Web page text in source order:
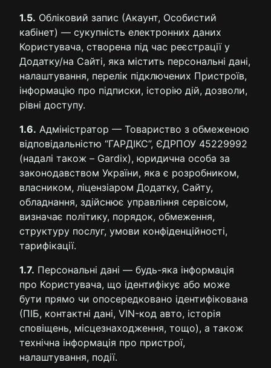
1.5. Обліковий запис (Акаунт, Особистий
кабінет) — сукупність електронних даних
Користувача, створена під час реєстрації у
Додатку/на Сайті, яка містить персональні дані,
налаштування, перелік підключених Пристроїв,
інформацію про підписки, історію дій, дозволи,
рівні доступу.
1.6. Адміністратор — Товариство з обмеженою
відповідальністю “ГАРДІКС”, ЄДРПОУ 45229992
(надалі також – Gardix), юридична особа за
законодавством України, яка є розробником,
власником, ліцензіаром Додатку, Сайту,
обладнання, здійснює управління сервісом,
визначає політику, порядок, обмеження,
структуру послуг, умови конфіденційності,
тарифікації.
1.7. Персональні дані — будь-яка інформація
про Користувача, що ідентифікує або може
бути прямо чи опосередковано ідентифікована
(ПІБ, контактні дані, VIN-код авто, історія
сповіщень, місцезнаходження, тощо), а також
технічна інформація про пристрої,
налаштування, події.